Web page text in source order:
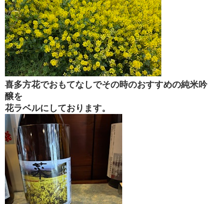
喜多方花でおもてなしでその時のおすすめの純米吟
醸を
花ラベルにしております。